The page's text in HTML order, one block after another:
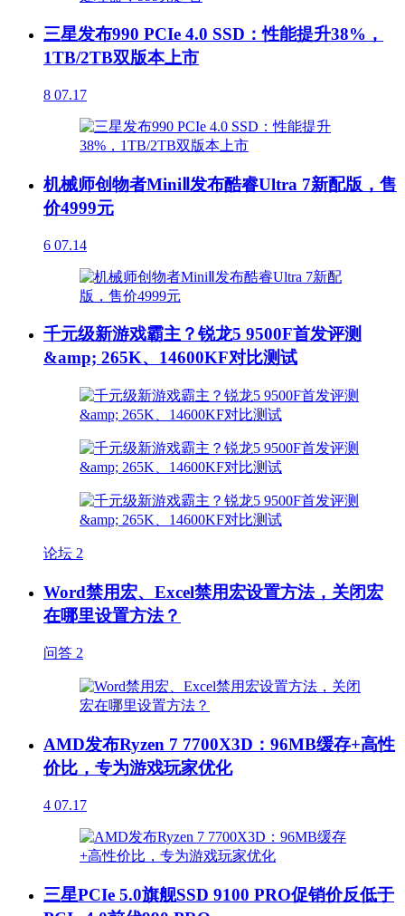
三星发布990 PCIe 4.0 SSD：性能提升38%，
1TB/2TB双版本上市
8 07.17
机械师创物者MiniⅡ发布酷睿Ultra 7新配版，售
价4999元
6 07.14
千元级新游戏霸主？锐龙5 9500F首发评测
&amp; 265K、14600KF对比测试
论坛 2
Word禁用宏、Excel禁用宏设置方法，关闭宏
在哪里设置方法？
问答 2
AMD发布Ryzen 7 7700X3D：96MB缓存+高性
价比，专为游戏玩家优化
4 07.17
三星PCIe 5.0旗舰SSD 9100 PRO促销价反低于